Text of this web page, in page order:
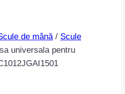
de mână / Scule
universala pentru